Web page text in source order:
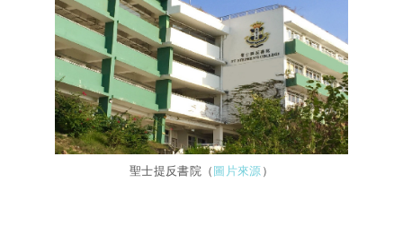
聖士提反書院（ 圖片來源 ）